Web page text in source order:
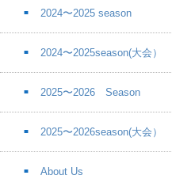
2024〜2025 season
2024〜2025season(大会）
2025〜2026 Season
2025〜2026season(大会）
About Us